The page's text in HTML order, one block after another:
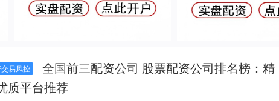
易风控
全国前三配资公司 股票配资公司排名榜：精
质平台推荐